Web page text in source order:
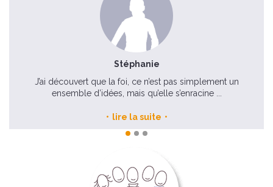
Stéphanie
J’ai découvert que la foi, ce n’est pas simplement un
ensemble d’idées, mais qu’elle s’enracine ...
lire la suite